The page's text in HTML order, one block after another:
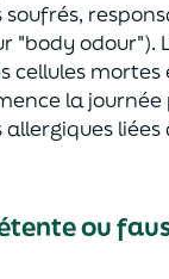
"body
cellules
la
ou